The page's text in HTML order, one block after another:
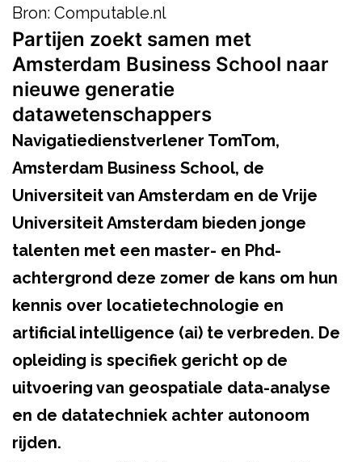
Bron: Computable.nl
Partijen zoekt samen met
Amsterdam Business School naar
nieuwe generatie
datawetenschappers
Navigatiedienstverlener TomTom,
Amsterdam Business School, de
Universiteit van Amsterdam en de Vrije
Universiteit Amsterdam bieden jonge
talenten met een master- en Phd-
achtergrond deze zomer de kans om hun
kennis over locatietechnologie en
artificial intelligence (ai) te verbreden. De
opleiding is specifiek gericht op de
uitvoering van geospatiale data-analyse
en de datatechniek achter autonoom
rijden.